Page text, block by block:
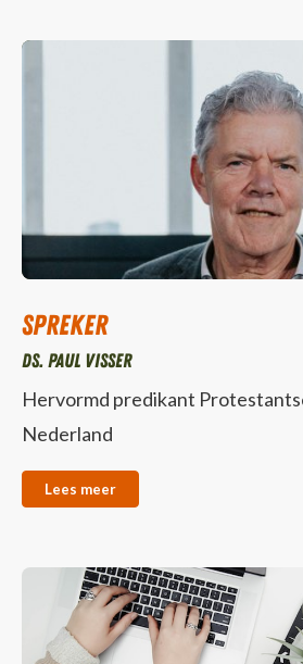
Spreker
Ds. Paul Visser
Hervormd predikant
Nederland
Lees meer